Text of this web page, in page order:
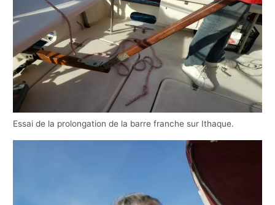
Essai de la prolongation de la barre franche sur Ithaque.